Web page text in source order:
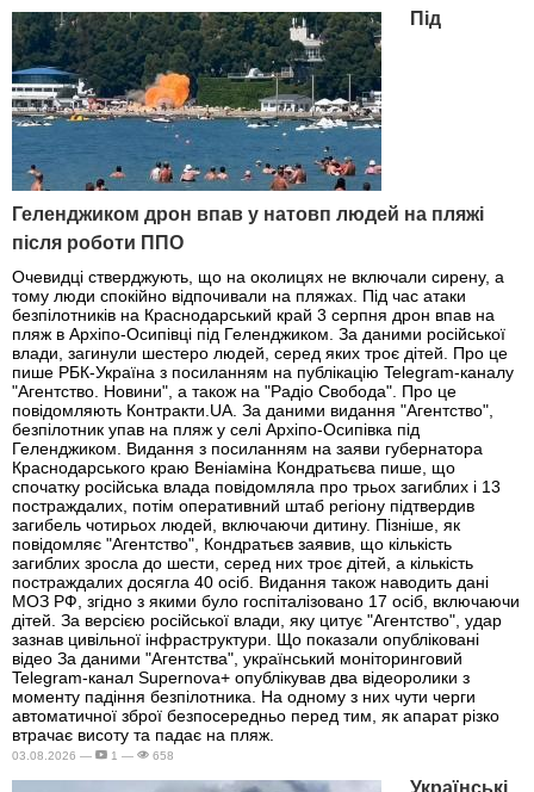
Під
Геленджиком дрон впав у натовп людей на пляжі
після роботи ППО
Очевидці стверджують, що на околицях не включали сирену, а
тому люди спокійно відпочивали на пляжах. Під час атаки
безпілотників на Краснодарський край 3 серпня дрон впав на
пляж в Архіпо-Осипівці під Геленджиком. За даними російської
влади, загинули шестеро людей, серед яких троє дітей. Про це
пише РБК-Україна з посиланням на публікацію Telegram-каналу
"Агентство. Новини", а також на "Радіо Свобода". Про це
повідомляють Контракти.UA. За даними видання "Агентство",
безпілотник упав на пляж у селі Архіпо-Осипівка під
Геленджиком. Видання з посиланням на заяви губернатора
Краснодарського краю Веніаміна Кондратьєва пише, що
спочатку російська влада повідомляла про трьох загиблих і 13
постраждалих, потім оперативний штаб регіону підтвердив
загибель чотирьох людей, включаючи дитину. Пізніше, як
повідомляє "Агентство", Кондратьєв заявив, що кількість
загиблих зросла до шести, серед них троє дітей, а кількість
постраждалих досягла 40 осіб. Видання також наводить дані
МОЗ РФ, згідно з якими було госпіталізовано 17 осіб, включаючи
дітей. За версією російської влади, яку цитує "Агентство", удар
зазнав цивільної інфраструктури. Що показали опубліковані
відео За даними "Агентства", український моніторинговий
Telegram-канал Supernova+ опублікував два відеоролики з
моменту падіння безпілотника. На одному з них чути черги
автоматичної зброї безпосередньо перед тим, як апарат різко
втрачає висоту та падає на пляж.
03.08.2026 — 1 — 658
Українські